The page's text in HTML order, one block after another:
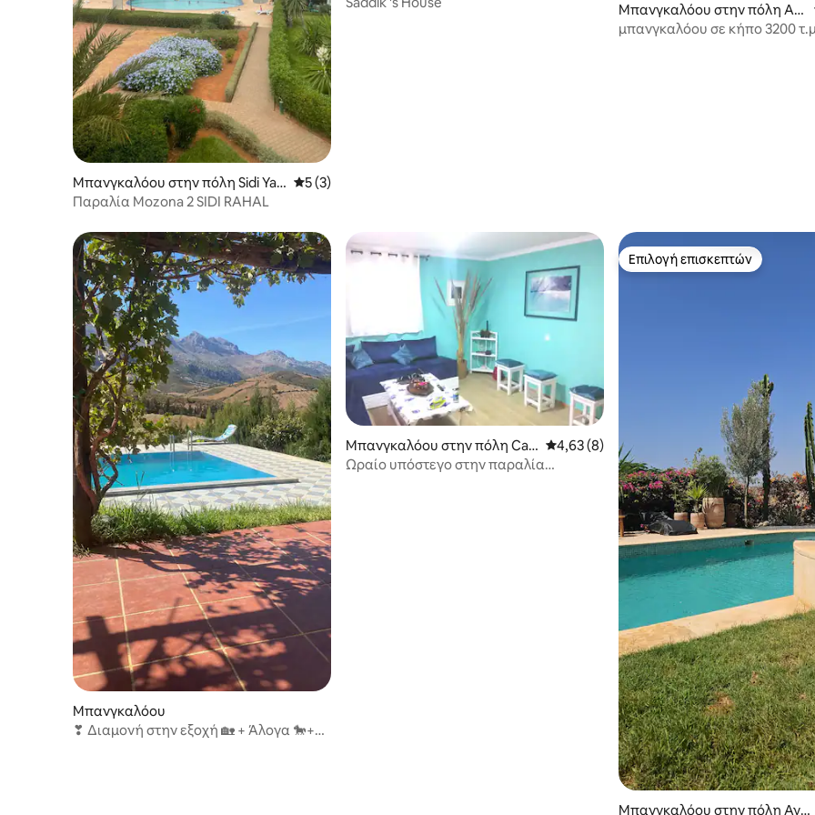
Μπανγκαλόου στην πόλη Sidi Yaa
qoub
Μέση βαθμολογία: 5 στα 5, 3 κριτικές
5 (3)
Παραλία Mozona 2 SIDI RAHAL
Μπανγκαλόου στην πόλη Αγ
καντίρ
μπανγκαλόου σε κήπο 3200
Μπανγκαλόου
❣ Διαμονή στην εξοχή 🏡 + Άλογα 🐎+❣
Μπανγκαλόου στην πόλη Cas
ablanca-Settat
Μέση βαθμολογία: 4,63 στα 5, 8 κριτικές
4,63 (8)
Ωραίο υπόστεγο στην παραλία
Επιλογή επισκεπτών
Επιλογή επισκεπτών
Μπανγκαλόου στην πόλη Αγκ